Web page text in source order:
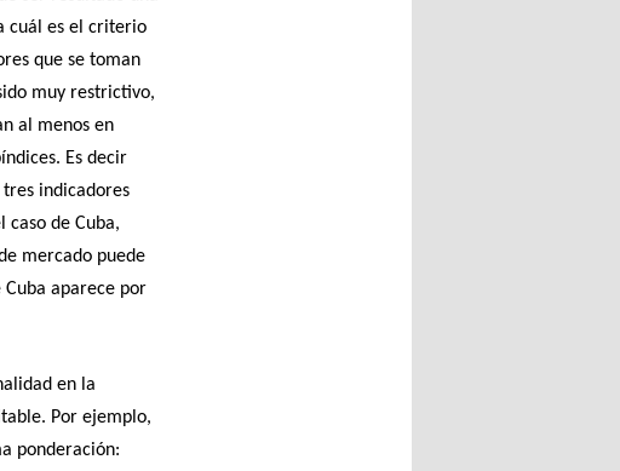
cuál es el criterio
que se toman
muy restrictivo,
al menos en
Es decir
tres indicadores
caso de Cuba,
mercado puede
aparece por
en la
Por ejemplo,
ponderación: